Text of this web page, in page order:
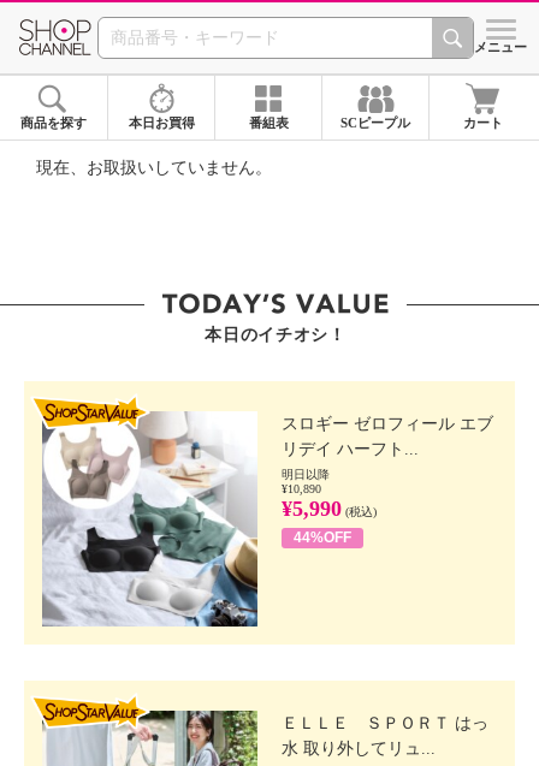
SHOP CHANNEL ショッ
メニュー
商品を探す 本日お買得 番組表 SCピープル カート
現在、お取扱いしていません。
本日のイチオシ！
スロギー ゼロフィール エブ
リデイ ハーフト...
明日以降
¥10,890
¥5,990 (税込)
44%OFF
ＥＬＬＥ ＳＰＯＲＴ はっ
水 取り外してリュ...